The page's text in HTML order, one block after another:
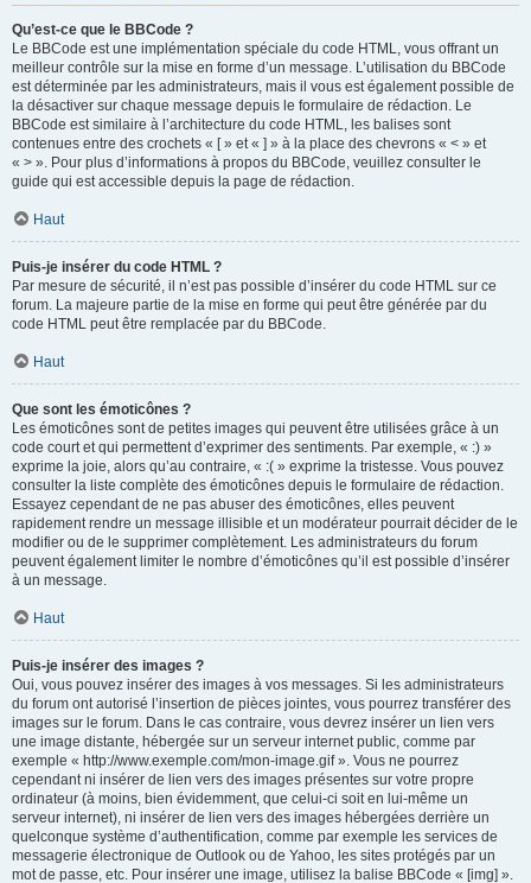
Qu’est-ce que le BBCode ?
Le BBCode est une implémentation spéciale du code HTML, vous offrant un
meilleur contrôle sur la mise en forme d’un message. L’utilisation du BBCode
est déterminée par les administrateurs, mais il vous est également possible de
la désactiver sur chaque message depuis le formulaire de rédaction. Le
BBCode est similaire à l’architecture du code HTML, les balises sont
contenues entre des crochets « [ » et « ] » à la place des chevrons « < » et
« > ». Pour plus d’informations à propos du BBCode, veuillez consulter le
guide qui est accessible depuis la page de rédaction.
Haut
Puis-je insérer du code HTML ?
Par mesure de sécurité, il n’est pas possible d’insérer du code HTML sur ce
forum. La majeure partie de la mise en forme qui peut être générée par du
code HTML peut être remplacée par du BBCode.
Haut
Que sont les émoticônes ?
Les émoticônes sont de petites images qui peuvent être utilisées grâce à un
code court et qui permettent d’exprimer des sentiments. Par exemple, « :) »
exprime la joie, alors qu’au contraire, « :( » exprime la tristesse. Vous pouvez
consulter la liste complète des émoticônes depuis le formulaire de rédaction.
Essayez cependant de ne pas abuser des émoticônes, elles peuvent
rapidement rendre un message illisible et un modérateur pourrait décider de le
modifier ou de le supprimer complètement. Les administrateurs du forum
peuvent également limiter le nombre d’émoticônes qu’il est possible d’insérer
à un message.
Haut
Puis-je insérer des images ?
Oui, vous pouvez insérer des images à vos messages. Si les administrateurs
du forum ont autorisé l’insertion de pièces jointes, vous pourrez transférer des
images sur le forum. Dans le cas contraire, vous devrez insérer un lien vers
une image distante, hébergée sur un serveur internet public, comme par
exemple « http://www.exemple.com/mon-image.gif ». Vous ne pourrez
cependant ni insérer de lien vers des images présentes sur votre propre
ordinateur (à moins, bien évidemment, que celui-ci soit en lui-même un
serveur internet), ni insérer de lien vers des images hébergées derrière un
quelconque système d’authentification, comme par exemple les services de
messagerie électronique de Outlook ou de Yahoo, les sites protégés par un
mot de passe, etc. Pour insérer une image, utilisez la balise BBCode « [img] ».